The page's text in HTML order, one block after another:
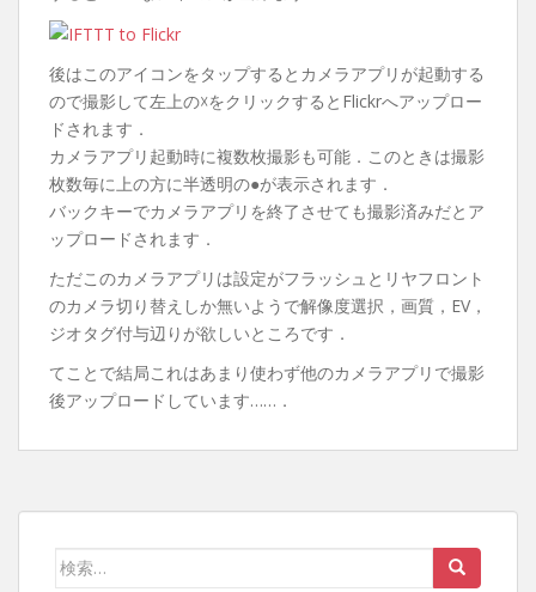
後はこのアイコンをタップするとカメラアプリが起動する
ので撮影して左上の☓をクリックするとFlickrへアップロー
ドされます．
カメラアプリ起動時に複数枚撮影も可能．このときは撮影
枚数毎に上の方に半透明の●が表示されます．
バックキーでカメラアプリを終了させても撮影済みだとア
ップロードされます．
ただこのカメラアプリは設定がフラッシュとリヤフロント
のカメラ切り替えしか無いようで解像度選択，画質，EV，
ジオタグ付与辺りが欲しいところです．
てことで結局これはあまり使わず他のカメラアプリで撮影
後アップロードしています……．
検